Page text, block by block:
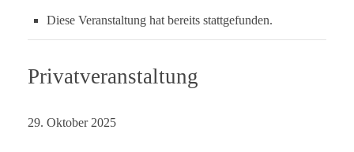
Diese Veranstaltung hat bereits stattgefunden.
Privatveranstaltung
29. Oktober 2025